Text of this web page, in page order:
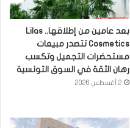
بعد عامين من إطلاقها.. Lilas
Cosmetics تتصدر مبيعات
مستحضرات التجميل وتكسب
رهان الثقة في السوق التونسية
2 أغسطس 2026